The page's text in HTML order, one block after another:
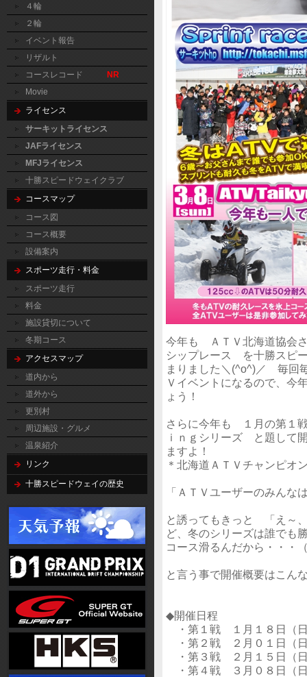
４輪
２輪
イベント報告
リザルト
コースレコード
NR
Movie
ライセンス
サーキットライセンス
JAFライセンス
MFJライセンス
十勝スピードウェイクラブ
コースマップ
コース図
コース概要
設備案内
スポーツ走行・料金
スポーツ走行
料金
施設貸切について
冬期コース
アクセスマップ
道内から
道外から
更別村
周辺施設・グルメ
温泉紹介
リンク
十勝スピードウェイの歴史
今年も ＡＴＶ北海道協会
シップレース を十勝スピ
まりました＼(^o^)／ 毎回
Ｖイベントになるので、今
ょう！
さらに今年も １月の第１
ｉｎｇシリーズ と題して
ますよ！
＊北海道ＡＴＶチャンピオ
「ＡＴＶユーザーのみんな
と誘ってもきっと 「え～
ど、冬のシリーズは誰でも
コース滑るんだから・・・
と言う事で開催概要はこん
◆開催日程
・第１戦 １月１８日（
・第２戦 ２月０１日（
・第３戦 ２月１５日（
・第４戦 ３月０８日（